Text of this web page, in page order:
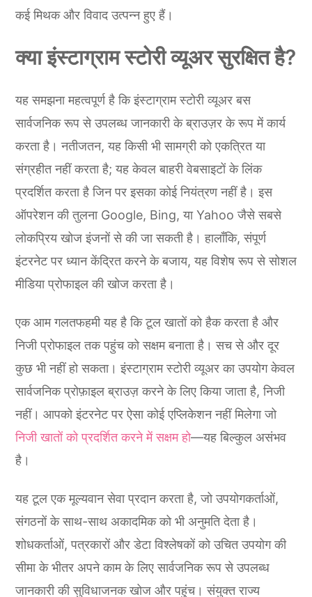
कई मिथक और विवाद उत्पन्न हुए हैं।
क्या इंस्टाग्राम स्टोरी व्यूअर सुरक्षित है?
यह समझना महत्वपूर्ण है कि इंस्टाग्राम स्टोरी व्यूअर बस
सार्वजनिक रूप से उपलब्ध जानकारी के ब्राउज़र के रूप में कार्य
करता है। नतीजतन, यह किसी भी सामग्री को एकत्रित या
संग्रहीत नहीं करता है; यह केवल बाहरी वेबसाइटों के लिंक
प्रदर्शित करता है जिन पर इसका कोई नियंत्रण नहीं है। इस
ऑपरेशन की तुलना Google, Bing, या Yahoo जैसे सबसे
लोकप्रिय खोज इंजनों से की जा सकती है। हालाँकि, संपूर्ण
इंटरनेट पर ध्यान केंद्रित करने के बजाय, यह विशेष रूप से सोशल
मीडिया प्रोफाइल की खोज करता है।
एक आम गलतफहमी यह है कि टूल खातों को हैक करता है और
निजी प्रोफाइल तक पहुंच को सक्षम बनाता है। सच से और दूर
कुछ भी नहीं हो सकता। इंस्टाग्राम स्टोरी व्यूअर का उपयोग केवल
सार्वजनिक प्रोफ़ाइल ब्राउज़ करने के लिए किया जाता है, निजी
नहीं। आपको इंटरनेट पर ऐसा कोई एप्लिकेशन नहीं मिलेगा जो
निजी खातों को प्रदर्शित करने में सक्षम हो—यह बिल्कुल असंभव
है।
यह टूल एक मूल्यवान सेवा प्रदान करता है, जो उपयोगकर्ताओं,
संगठनों के साथ-साथ अकादमिक को भी अनुमति देता है।
शोधकर्ताओं, पत्रकारों और डेटा विश्लेषकों को उचित उपयोग की
सीमा के भीतर अपने काम के लिए सार्वजनिक रूप से उपलब्ध
जानकारी की सुविधाजनक खोज और पहुंच। संयुक्त राज्य